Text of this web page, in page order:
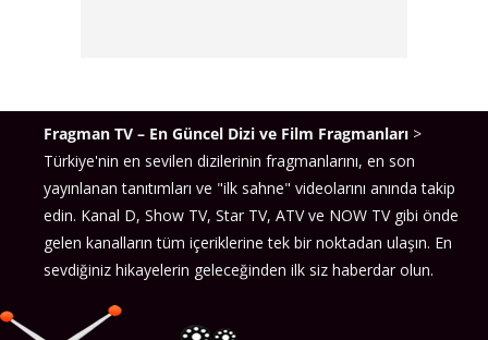
Fragman TV – En Güncel Dizi ve Film Fragmanları >
Türkiye'nin en sevilen dizilerinin fragmanlarını, en son
yayınlanan tanıtımları ve "ilk sahne" videolarını anında takip
edin. Kanal D, Show TV, Star TV, ATV ve NOW TV gibi önde
gelen kanalların tüm içeriklerine tek bir noktadan ulaşın. En
sevdiğiniz hikayelerin geleceğinden ilk siz haberdar olun.